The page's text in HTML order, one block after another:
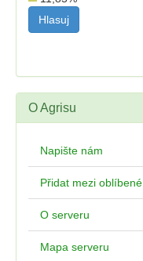
O Agrisu
Napište nám
Přidat mezi oblíbené
O serveru
Mapa serveru